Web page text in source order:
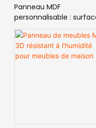
Panneau MDF
personnalisable :
brillante ou super mate